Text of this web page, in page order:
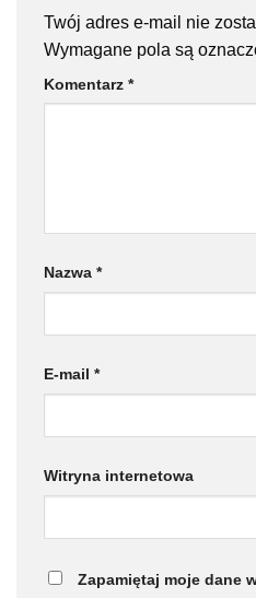
Twój adres e-mail nie
Wymagane pola są
Komentarz *
Nazwa *
E-mail *
Witryna internetowa
Zapamiętaj moje dane